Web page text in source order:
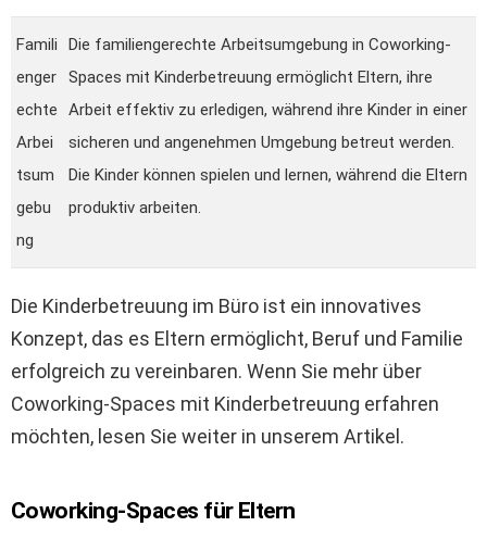
Famili
enger
echte
Arbei
tsum
gebu
ng
Die familiengerechte Arbeitsumgebung in Coworking-
Spaces mit Kinderbetreuung ermöglicht Eltern, ihre
Arbeit effektiv zu erledigen, während ihre Kinder in einer
sicheren und angenehmen Umgebung betreut werden.
Die Kinder können spielen und lernen, während die Eltern
produktiv arbeiten.
Die Kinderbetreuung im Büro ist ein innovatives
Konzept, das es Eltern ermöglicht, Beruf und Familie
erfolgreich zu vereinbaren. Wenn Sie mehr über
Coworking-Spaces mit Kinderbetreuung erfahren
möchten, lesen Sie weiter in unserem Artikel.
Coworking-Spaces für Eltern